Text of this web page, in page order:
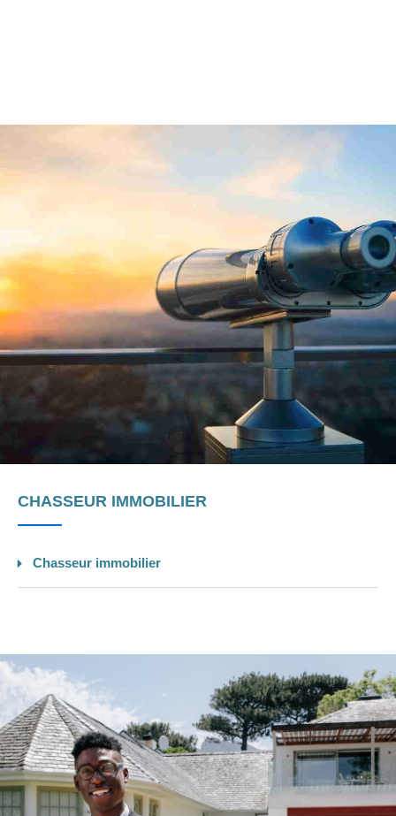
CHASSEUR IMMOBILIER
Chasseur immobilier